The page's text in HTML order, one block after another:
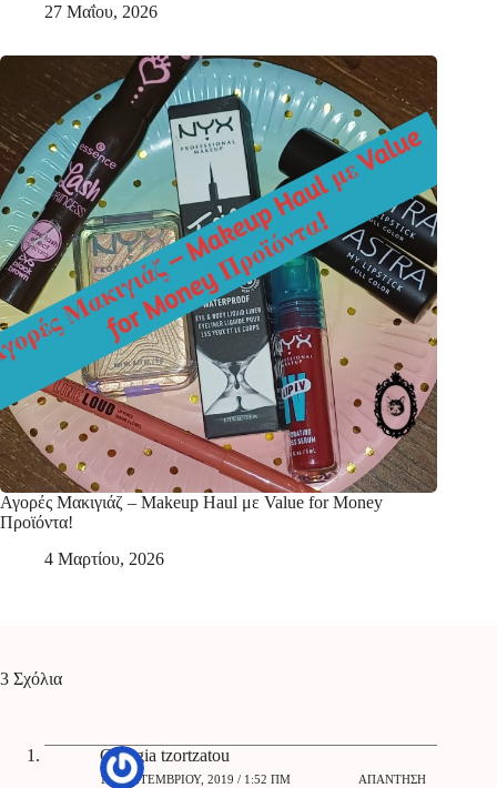
27 Μαΐου, 2026
Αγορές Μακιγιάζ – Makeup Haul με Value for Money
Προϊόντα!
4 Μαρτίου, 2026
3 Σχόλια
Georgia tzortzatou
11 ΣΕΠΤΕΜΒΡΊΟΥ, 2019 / 1:52 ΠΜ ΑΠΆΝΤΗΣΗ